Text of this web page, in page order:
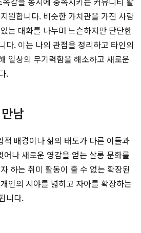
원합니다. 비슷한 가치관을 가진 사람
는 대화를 나누며 느슨하지만 단단한
다. 이는 나의 관점을 정리하고 타인의
일상의 무기력함을 해소하고 새로운
.
남
배경이나 삶의 태도가 다른 이들과
나 새로운 영감을 얻는 살롱 문화를
하는 취미 활동이 줄 수 없는 확장된
인의 시야를 넓히고 자아를 확장하는
니다.